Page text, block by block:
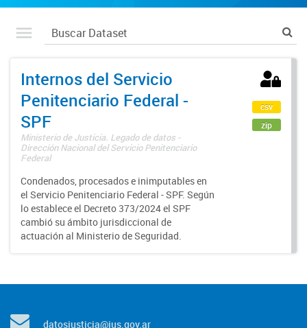
Internos del Servicio
Penitenciario Federal -
SPF
Ministerio de Justicia. Legado de datos -
Dirección Nacional del Servicio Penitenciario
Federal
Condenados, procesados e inimputables en
el Servicio Penitenciario Federal - SPF. Según
lo establece el Decreto 373/2024 el SPF
cambió su ámbito jurisdiccional de
actuación al Ministerio de Seguridad.
csv
zip
datosjusticia@jus.gov.ar